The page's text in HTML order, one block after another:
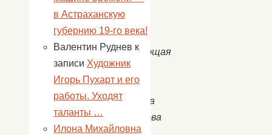
Заведующая
ДК
с.
Золотуха
Рафаилова
в Астраханскую
губернию 19-го века!
Валентин Руднев к
записи Художник
Игорь Пухарт и его
работы. Уходят
таланты …
Илона Михайловна